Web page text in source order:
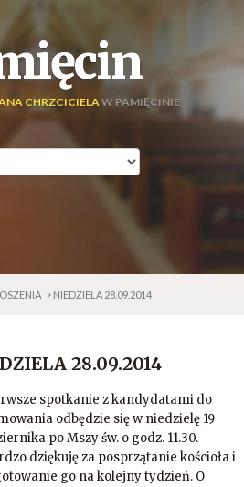
CHRZCICIELAW PAMIĘCINIE
> NIEDZIELA 28.09.2014
28.09.2014
spotkanie z kandydatami do
odbędzie się w niedzielę 19
po Mszy św. o godz. 11.30.
dziękuję za posprzątanie kościoła i
go na kolejny tydzień. O